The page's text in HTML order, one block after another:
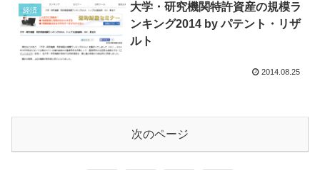
経済
大学・研究機関特許資産の規模ラ
ンキング2014 by パテント・リザ
ルト
2014.08.25
次のページ